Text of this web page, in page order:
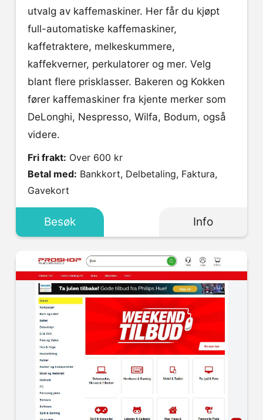
utvalg av kaffemaskiner. Her får du kjøpt
full-automatiske kaffemaskiner,
kaffetraktere, melkeskummere,
kaffekverner, perkulatorer og mer. Velg
blant flere prisklasser. Bakeren og Kokken
fører kaffemaskiner fra kjente merker som
DeLonghi, Nespresso, Wilfa, Bodum, også
videre.
Fri frakt: Over 600 kr
Betal med:
Gavekort
Besøk Info